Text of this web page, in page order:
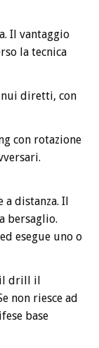
Il vantaggio
la tecnica
diretti, con
con rotazione
distanza. Il
bersaglio.
esegue uno o
il drill il
non riesce ad
base